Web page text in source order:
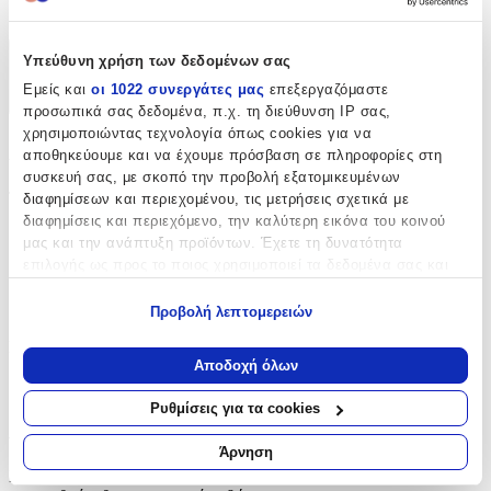
Υπεύθυνη χρήση των δεδομένων σας
Εμείς και οι 1022 συνεργάτες μας επεξεργαζόμαστε
προσωπικά σας δεδομένα, π.χ. τη διεύθυνση IP σας,
χρησιμοποιώντας τεχνολογία όπως cookies για να
αποθηκεύουμε και να έχουμε πρόσβαση σε πληροφορίες στη
συσκευή σας, με σκοπό την προβολή εξατομικευμένων
διαφημίσεων και περιεχομένου, τις μετρήσεις σχετικά με
διαφημίσεις και περιεχόμενο, την καλύτερη εικόνα του κοινού
μας και την ανάπτυξη προϊόντων. Έχετε τη δυνατότητα
Να συλλέξουμε πληροφορίες σχετικά με τη γεωγραφική
σας τοποθεσία, οι οποίες μπορεί να είναι ακριβείς σε
απόσταση μερικών μέτρων
Να αναγνωρίσουμε τη συσκευή σας σαρώνοντας ενεργά
για συγκεκριμένα χαρακτηριστικά (δακτυλικό αποτύπωμα)
Μάθετε περισσότερα σχετικά με τον τρόπο επεξεργασίας των
Προβολή λεπτομερειών
Αποδοχή όλων
Ρυθμίσεις για τα cookies
Άρνηση
Χαρακτηριστικά
Χαρακτηριστικά
Τύπος:
Μπρελόκ
Κατασκευαστής:
Moses
Αξιολογήσεις
Προς το παρόν δεν υπάρχουν άλλες αξιολογήσεις. Όταν